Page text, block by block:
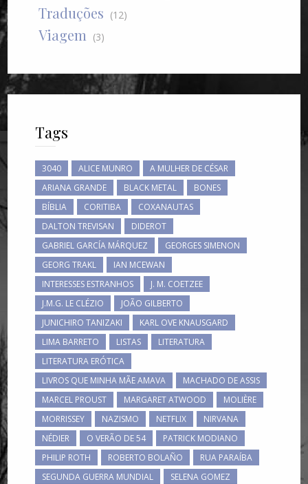
Traduções (12)
Viagem (3)
Tags
3040 ALICE MUNRO
A MULHER DE CÉSAR
ARIANA GRANDE
BLACK METAL
BONES
BÍBLIA
CORITIBA
COXANAUTAS
DALTON TREVISAN
DIDEROT
GABRIEL GARCÍA MÁRQUEZ
GEORGES SIMENON
GEORG TRAKL
IAN MCEWAN
INTERESSES ESTRANHOS
J. M. COETZEE
J.M.G. LE CLÉZIO
JOÃO GILBERTO
JUNICHIRO TANIZAKI
KARL OVE KNAUSGARD
LIMA BARRETO
LISTAS
LITERATURA
LITERATURA ERÓTICA
LIVROS QUE MINHA MÃE AMAVA
MACHADO DE ASSIS
MARCEL PROUST
MARGARET ATWOOD
MOLIÈRE
MORRISSEY
NAZISMO NETFLIX
NIRVANA
NÉDIER
O VERÃO DE 54
PATRICK MODIANO
PHILIP ROTH
ROBERTO BOLAÑO
RUA PARAÍBA
SEGUNDA GUERRA MUNDIAL
SELENA GOMEZ